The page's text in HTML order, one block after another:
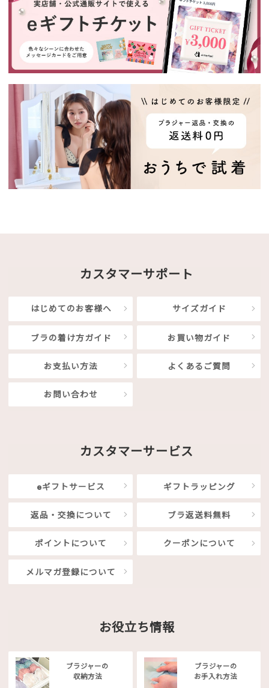
カスタマーサポート
はじめてのお客様へ サイズガイド
ブラの着け方ガイド お買い物ガイド
お支払い方法 よくあるご質問
お問い合わせ
カスタマーサービス
eギフトサービス ギフトラッピング
返品・交換について ブラ返送料無料
ポイントについて クーポンについて
メルマガ登録について
お役立ち情報
ブラジャーの
収納方法
ブラジャーの
お手入れ方法